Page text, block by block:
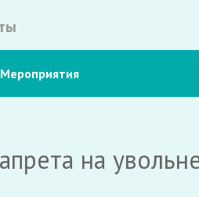
Мероприятия
на